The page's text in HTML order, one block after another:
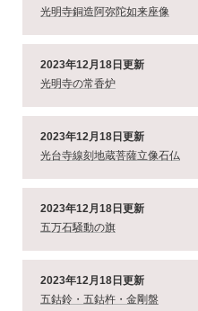
光明寺銅造阿弥陀如来座像
2023年12月18日更新
光明寺の常香炉
2023年12月18日更新
光台寺線刻地蔵菩薩立像石仏
2023年12月18日更新
五万石騒動の旗
2023年12月18日更新
五鈷鈴・五鈷杵・金剛盤